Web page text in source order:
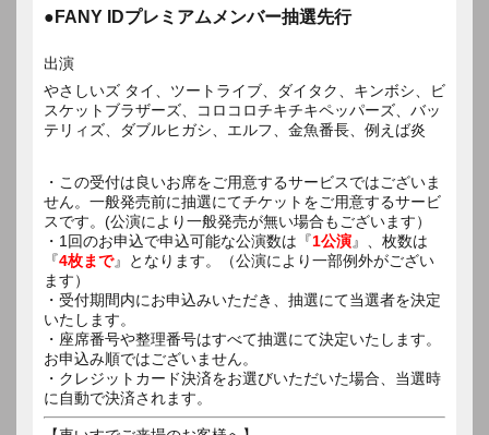
●FANY IDプレミアムメンバー抽選先行
出演
やさしいズ タイ、ツートライブ、ダイタク、キンボシ、ビ
スケットブラザーズ、コロコロチキチキペッパーズ、バッ
テリィズ、ダブルヒガシ、エルフ、金魚番長、例えば炎
・この受付は良いお席をご用意するサービスではございま
せん。一般発売前に抽選にてチケットをご用意するサービ
スです。(公演により一般発売が無い場合もございます）
・1回のお申込で申込可能な公演数は『1公演』、枚数は
『4枚まで』となります。（公演により一部例外がござい
ます）
・受付期間内にお申込みいただき、抽選にて当選者を決定
いたします。
・座席番号や整理番号はすべて抽選にて決定いたします。
お申込み順ではございません。
・クレジットカード決済をお選びいただいた場合、当選時
に自動で決済されます。